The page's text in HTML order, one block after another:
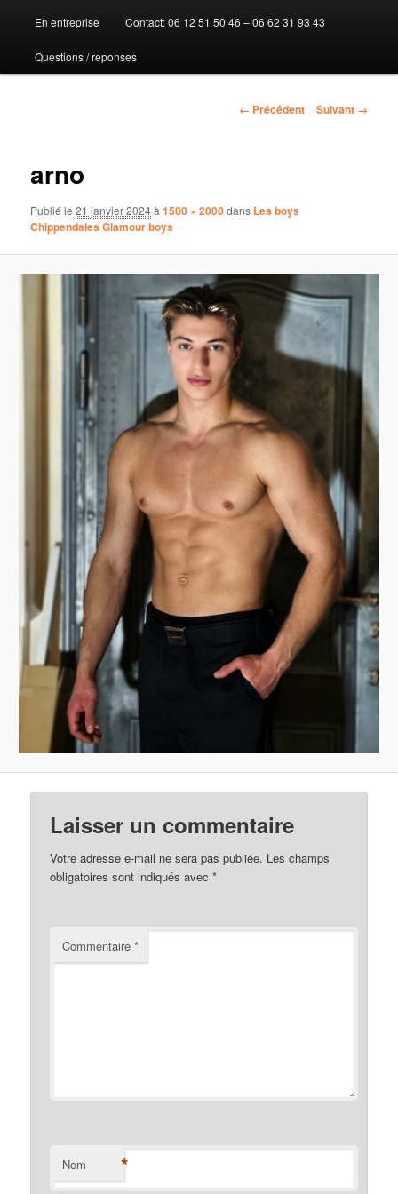
au
contenu
En entreprise Contact: 06 12 51 50 46 – 06 62 31 93 43
Questions / reponses
Navigation
← Précédent Suivant →
arno
Publié le21 janvier 2024à1500 × 2000dans Les boys
Chippendales Glamour boys
Laisser un commentaire
Votre adresse e-mail ne sera pas publiée. Les champs
obligatoires sont indiqués avec*
Commentaire*
Nom *